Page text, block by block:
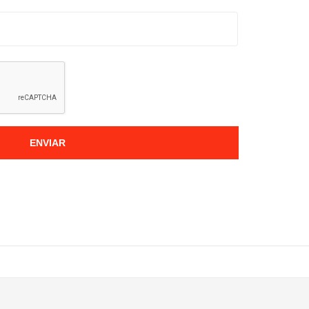
ENVIAR